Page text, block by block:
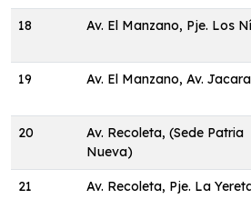
18 Av. El Manzano, Pje. Los
19 Av. El Manzano, Av.
20
Av. Recoleta, (Sede Patria
Nueva)
21 Av. Recoleta, Pje. La